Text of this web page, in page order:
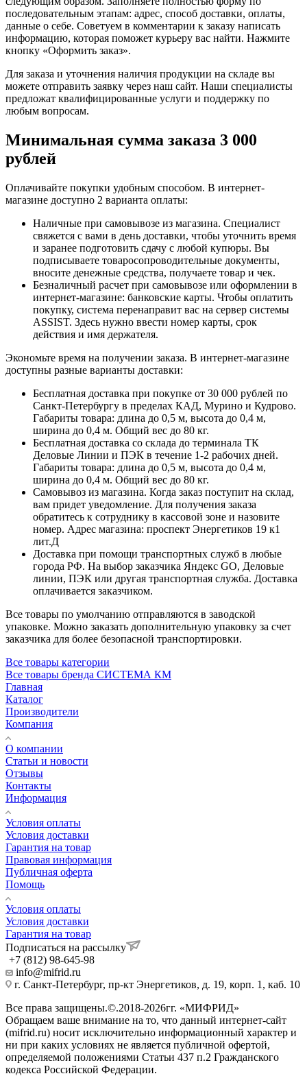
последовательным этапам: адрес, способ доставки, оплаты,
данные о себе. Советуем в комментарии к заказу написать
информацию, которая поможет курьеру вас найти. Нажмите
кнопку «Оформить заказ».
Для заказа и уточнения наличия продукции на складе вы
можете отправить заявку через наш сайт. Наши специалисты
предложат квалифицированные услуги и поддержку по
любым вопросам.
Минимальная сумма заказа 3 000
рублей
Оплачивайте покупки удобным способом. В интернет-
магазине доступно 2 варианта оплаты:
Наличные при самовывозе из магазина. Специалист
свяжется с вами в день доставки, чтобы уточнить время
и заранее подготовить сдачу с любой купюры. Вы
подписываете товаросопроводительные документы,
вносите денежные средства, получаете товар и чек.
Безналичный расчет при самовывозе или оформлении в
интернет-магазине: банковские карты. Чтобы оплатить
покупку, система перенаправит вас на сервер системы
ASSIST. Здесь нужно ввести номер карты, срок
действия и имя держателя.
Экономьте время на получении заказа. В интернет-магазине
доступны разные варианты доставки:
Бесплатная доставка при покупке от 30 000 рублей по
Санкт-Петербургу в пределах КАД, Мурино и Кудрово.
Габариты товара: длина до 0,5 м, высота до 0,4 м,
ширина до 0,4 м. Общий вес до 80 кг.
Бесплатная доставка со склада до терминала ТК
Деловые Линии и ПЭК в течение 1-2 рабочих дней.
Габариты товара: длина до 0,5 м, высота до 0,4 м,
ширина до 0,4 м. Общий вес до 80 кг.
Самовывоз из магазина. Когда заказ поступит на склад,
вам придет уведомление. Для получения заказа
обратитесь к сотруднику в кассовой зоне и назовите
номер. Адрес магазина: проспект Энергетиков 19 к1
лит.Д
Доставка при помощи транспортных служб в любые
города РФ. На выбор заказчика Яндекс GO, Деловые
линии, ПЭК или другая транспортная служба. Доставка
оплачивается заказчиком.
Все товары по умолчанию отправляются в заводской
упаковке. Можно заказать дополнительную упаковку за счет
заказчика для более безопасной транспортировки.
Все товары категории
Все товары бренда СИСТЕМА КМ
Главная
Каталог
Производители
Компания
О компании
Статьи и новости
Отзывы
Контакты
Информация
Условия оплаты
Условия доставки
Гарантия на товар
Правовая информация
Публичная оферта
Помощь
Условия оплаты
Условия доставки
Гарантия на товар
Подписаться на рассылку
+7 (812) 98-645-98
info@mifrid.ru
г. Санкт-Петербург, пр-кт Энергетиков, д. 19, корп. 1, каб. 10
Все права защищены.©.2018-2026гг. «МИФРИД»
Обращаем ваше внимание на то, что данный интернет-сайт
(mifrid.ru) носит исключительно информационный характер и
ни при каких условиях не является публичной офертой,
определяемой положениями Статьи 437 п.2 Гражданского
кодекса Российской Федерации.